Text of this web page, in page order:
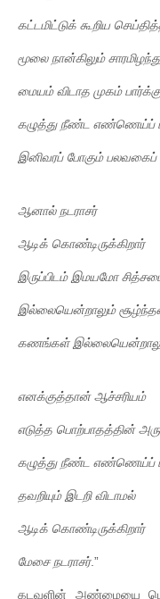
கட்டமிட்டுக் கூறிய
மூலை நான்கிலும்
மையம் விடாத முகம்
கழுத்து நீண்ட எண்ணெய்ப்
இனிவரப் போகும் பலவகைப்
ஆனால் நடராசர்
ஆடிக் கொண்டிருக்கிறார்
இருப்பிடம் இமயமோ
இல்லையென்றாலும்
கணங்கள்
எனக்குத்தான் ஆச்சரியம்
எடுத்த பொற்பாதத்தின்
கழுத்து நீண்ட எண்ணெய்ப்
தவறியும் இடறி விடாமல்
ஆடிக் கொண்டிருக்கிறார்
மேசை நடராசர்.”
கடவுளின் அண்மையை